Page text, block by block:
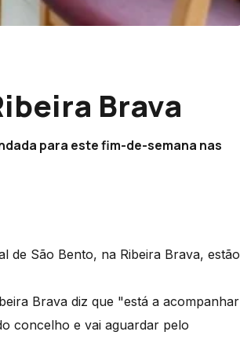
Brava
para este fim-de-semana nas
de São Bento, na Ribeira Brava, estão
Brava diz que "está a acompanhar
concelho e vai aguardar pelo